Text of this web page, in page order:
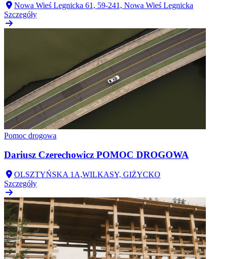
Nowa Wieś Legnicka 61, 59-241, Nowa Wieś Legnicka
Szczegóły
Pomoc drogowa
Dariusz Czerechowicz POMOC DROGOWA
OLSZTYŃSKA 1A,WILKASY, GIŻYCKO
Szczegóły